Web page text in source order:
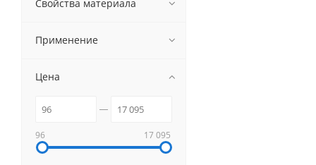
Свойства материала
Применение
Цена
96 17 095